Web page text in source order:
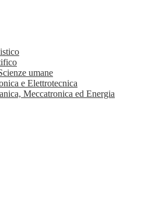
umane
e Elettrotecnica
Meccatronica ed Energia